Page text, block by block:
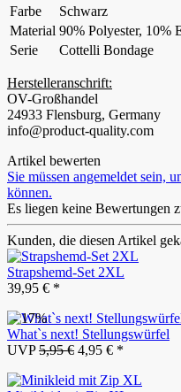
Farbe
Schwarz
Material 90% Polyester, 10%
Serie
Cottelli Bondage
Herstelleranschrift:
OV-Großhandel
24933 Flensburg, Germany
info@product-quality.com
Artikel bewerten
Sie müssen angemeldet sein,
können.
Es liegen keine Bewertungen
Kunden, die diesen Artikel
Strapshemd-Set 2XL
39,95 € *
- 17%
What`s next! Stellungswürfel
UVP5,95 € 4,95 € *